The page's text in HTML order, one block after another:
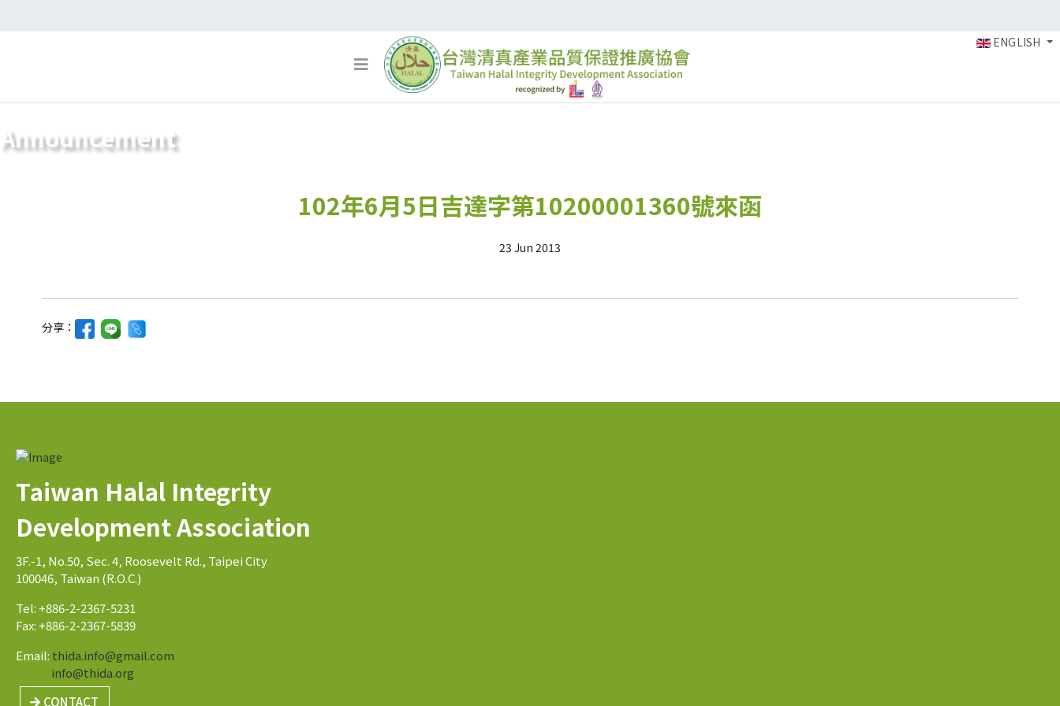
ENGLISH
Announcement
102年6月5日吉達字第10200001360號來函
23 Jun 2013
分享：
Taiwan Halal Integrity
Development Association
3F.-1, No.50, Sec. 4, Roosevelt Rd., Taipei City
100046, Taiwan (R.O.C.)
Tel: +886-2-2367-5231
Fax: +886-2-2367-5839
Email: thida.info@gmail.com
info@thida.org
CONTACT